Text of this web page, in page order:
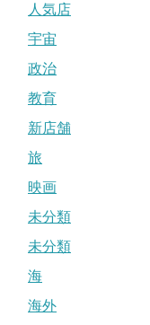
人気店
宇宙
政治
教育
新店舗
旅
映画
未分類
未分類
海
海外